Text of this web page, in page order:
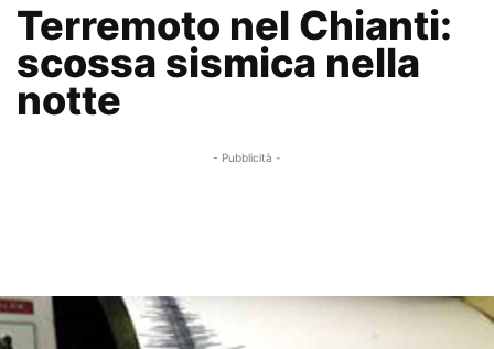
Terremoto nel Chianti:
scossa sismica nella
notte
- Pubblicità -